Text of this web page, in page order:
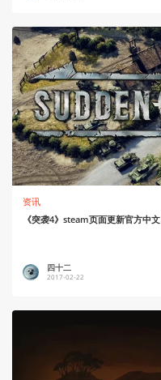
资讯
《突袭4》steam页面更新官方中文
四十二
2017-02-22